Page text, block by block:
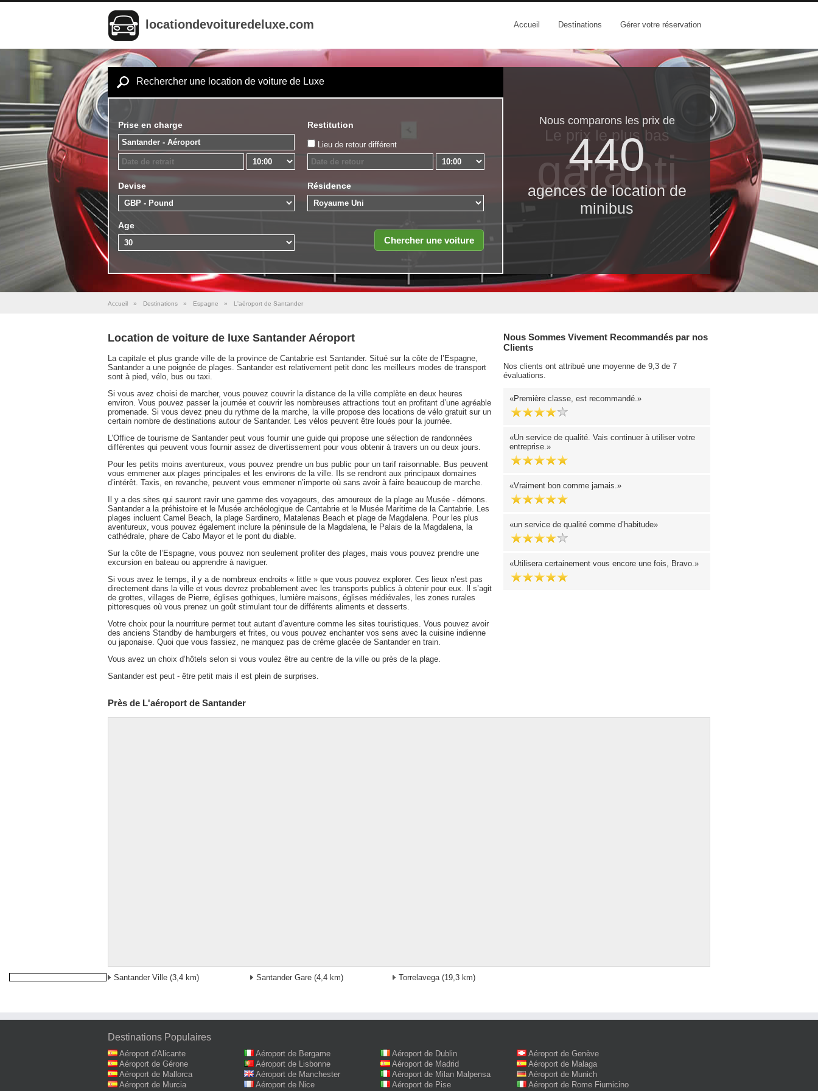
locationdevoituredeluxe.com Accueil Destinations Gérer votre réservation
Rechercher une location de voiture de Luxe
Prise en charge Restitution
Lieu de retour différent
Devise Résidence
Age
Nous comparons les prix de
440
agences de location de
minibus
Le prix le​ plus bas
garanti
Accueil » Destinations » Espagne » L'aéroport de Santander
Location de voiture de luxe Santander Aéroport
La capitale et plus grande ville de la province de Cantabrie est Santander. Situé sur la côte de l’Espagne,
Santander a une poignée de plages. Santander est relativement petit donc les meilleurs modes de transport
sont à pied, vélo, bus ou taxi.
Si vous avez choisi de marcher, vous pouvez couvrir la distance de la ville complète en deux heures
environ. Vous pouvez passer la journée et couvrir les nombreuses attractions tout en profitant d’une agréable
promenade. Si vous devez pneu du rythme de la marche, la ville propose des locations de vélo gratuit sur un
certain nombre de destinations autour de Santander. Les vélos peuvent être loués pour la journée.
L’Office de tourisme de Santander peut vous fournir une guide qui propose une sélection de randonnées
différentes qui peuvent vous fournir assez de divertissement pour vous obtenir à travers un ou deux jours.
Pour les petits moins aventureux, vous pouvez prendre un bus public pour un tarif raisonnable. Bus peuvent
vous emmener aux plages principales et les environs de la ville. Ils se rendront aux principaux domaines
d’intérêt. Taxis, en revanche, peuvent vous emmener n’importe où sans avoir à faire beaucoup de marche.
Il y a des sites qui sauront ravir une gamme des voyageurs, des amoureux de la plage au Musée - démons.
Santander a la préhistoire et le Musée archéologique de Cantabrie et le Musée Maritime de la Cantabrie. Les
plages incluent Camel Beach, la plage Sardinero, Matalenas Beach et plage de Magdalena. Pour les plus
aventureux, vous pouvez également inclure la péninsule de la Magdalena, le Palais de la Magdalena, la
cathédrale, phare de Cabo Mayor et le pont du diable.
Sur la côte de l’Espagne, vous pouvez non seulement profiter des plages, mais vous pouvez prendre une
excursion en bateau ou apprendre à naviguer.
Si vous avez le temps, il y a de nombreux endroits « little » que vous pouvez explorer. Ces lieux n’est pas
directement dans la ville et vous devrez probablement avec les transports publics à obtenir pour eux. Il s’agit
de grottes, villages de Pierre, églises gothiques, lumière maisons, églises médiévales, les zones rurales
pittoresques où vous prenez un goût stimulant tour de différents aliments et desserts.
Votre choix pour la nourriture permet tout autant d’aventure comme les sites touristiques. Vous pouvez avoir
des anciens Standby de hamburgers et frites, ou vous pouvez enchanter vos sens avec la cuisine indienne
ou japonaise. Quoi que vous fassiez, ne manquez pas de crème glacée de Santander en train.
Vous avez un choix d’hôtels selon si vous voulez être au centre de la ville ou près de la plage.
Santander est peut - être petit mais il est plein de surprises.
Nous Sommes Vivement Recommandés par nos
Clients
Nos clients ont attribué une moyenne de 9,3 de 7
évaluations.
Première classe, est recommandé.
Un service de qualité. Vais continuer à utiliser votre
entreprise.
Vraiment bon comme jamais.
un service de qualité comme d’habitude
Utilisera certainement vous encore une fois, Bravo.
Près de L'aéroport de Santander
Santander Ville (3,4 km) Santander Gare (4,4 km) Torrelavega(19,3 km)
Destinations Populaires
Aéroport d'Alicante Aéroport de Bergame Aéroport de Dublin
Aéroport de Genève
Aéroport de Gérone
Aéroport de Lisbonne Aéroport de Madrid
Aéroport de Malaga
Aéroport de Mallorca
Aéroport de Manchester Aéroport de Milan Malpensa
Aéroport de Munich
Aéroport de Murcia
Aéroport de Nice Aéroport de Pise
Aéroport de Rome Fiumicino